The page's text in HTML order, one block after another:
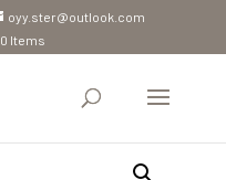
oyy.ster@outlook.com
0 Items